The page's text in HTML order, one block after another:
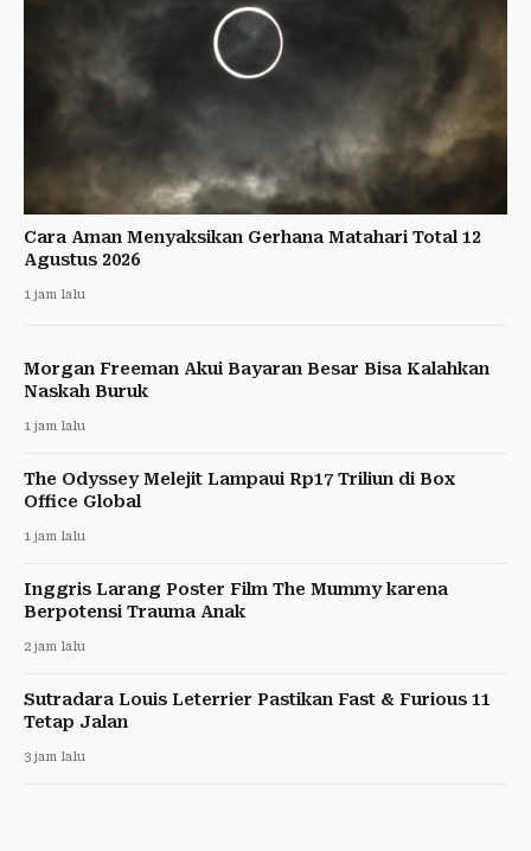
Cara Aman Menyaksikan Gerhana Matahari Total 12
Agustus 2026
1 jam lalu
Morgan Freeman Akui Bayaran Besar Bisa Kalahkan
Naskah Buruk
1 jam lalu
The Odyssey Melejit Lampaui Rp17 Triliun di Box
Office Global
1 jam lalu
Inggris Larang Poster Film The Mummy karena
Berpotensi Trauma Anak
2 jam lalu
Sutradara Louis Leterrier Pastikan Fast & Furious 11
Tetap Jalan
3 jam lalu